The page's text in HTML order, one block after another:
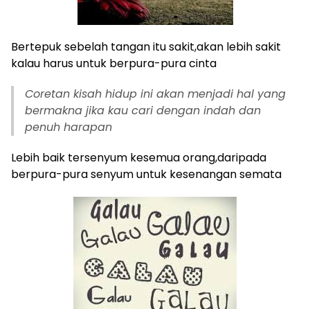
Bertepuk sebelah tangan itu sakit,akan lebih sakit
kalau harus untuk berpura-pura cinta
Coretan kisah hidup ini akan menjadi hal yang
bermakna jika kau cari dengan indah dan
penuh harapan
Lebih baik tersenyum kesemua orang,daripada
berpura-pura senyum untuk kesenangan semata